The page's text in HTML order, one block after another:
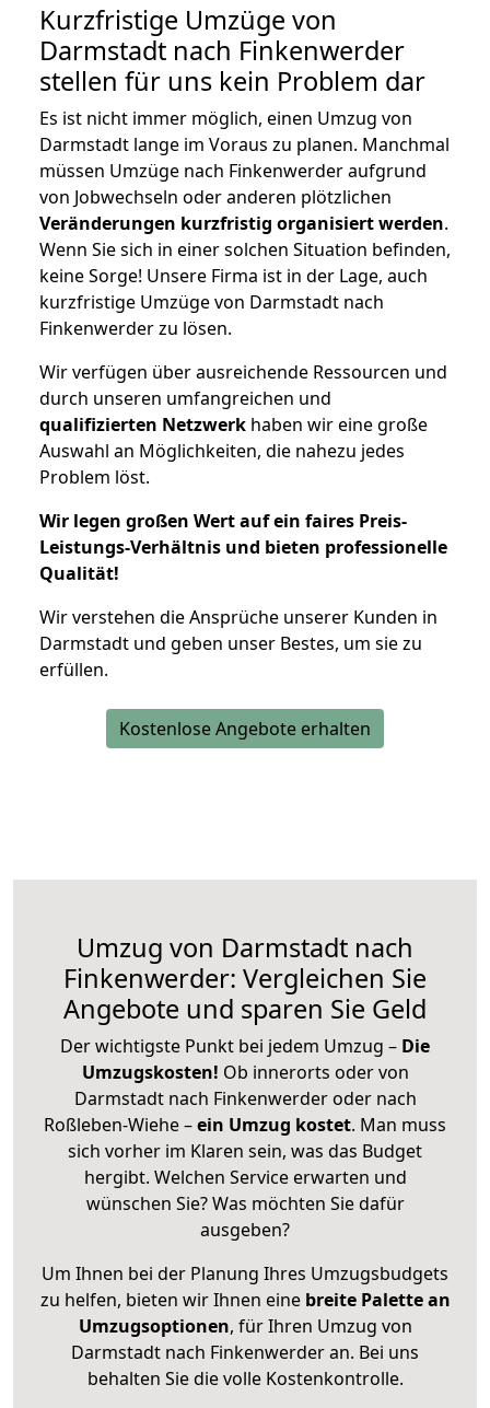
Kurzfristige Umzüge von
Darmstadt nach Finkenwerder
stellen für uns kein Problem dar
Es ist nicht immer möglich, einen Umzug von
Darmstadt lange im Voraus zu planen. Manchmal
müssen Umzüge nach Finkenwerder aufgrund
von Jobwechseln oder anderen plötzlichen
Veränderungen kurzfristig organisiert werden.
Wenn Sie sich in einer solchen Situation befinden,
keine Sorge! Unsere Firma ist in der Lage, auch
kurzfristige Umzüge von Darmstadt nach
Finkenwerder zu lösen.
Wir verfügen über ausreichende Ressourcen und
durch unseren umfangreichen und
qualifizierten Netzwerk haben wir eine große
Auswahl an Möglichkeiten, die nahezu jedes
Problem löst.
Wir legen großen Wert auf ein faires Preis-
Leistungs-Verhältnis und bieten professionelle
Qualität!
Wir verstehen die Ansprüche unserer Kunden in
Darmstadt und geben unser Bestes, um sie zu
erfüllen.
Kostenlose Angebote erhalten
Umzug von Darmstadt nach
Finkenwerder: Vergleichen Sie
Angebote und sparen Sie Geld
Der wichtigste Punkt bei jedem Umzug – Die
Umzugskosten! Ob innerorts oder von
Darmstadt nach Finkenwerder oder nach
Roßleben-Wiehe –ein Umzug kostet. Man muss
sich vorher im Klaren sein, was das Budget
hergibt. Welchen Service erwarten und
wünschen Sie? Was möchten Sie dafür
ausgeben?
Um Ihnen bei der Planung Ihres Umzugsbudgets
zu helfen, bieten wir Ihnen eine breite Palette an
Umzugsoptionen, für Ihren Umzug von
Darmstadt nach Finkenwerder an. Bei uns
behalten Sie die volle Kostenkontrolle.